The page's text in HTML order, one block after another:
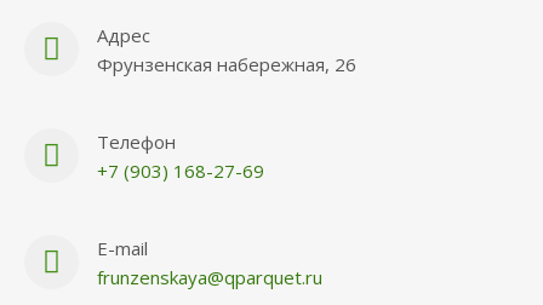
Адрес
Фрунзенская набережная, 26
Телефон
+7 (903) 168-27-69
E-mail
frunzenskaya@qparquet.ru